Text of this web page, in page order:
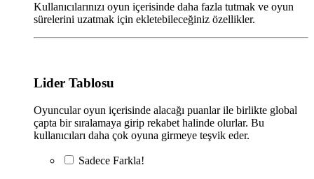
Kullanıcılarınızı oyun içerisinde daha fazla tutmak ve oyun
sürelerini uzatmak için ekletebileceğiniz özellikler.
Lider Tablosu
Oyuncular oyun içerisinde alacağı puanlar ile birlikte global
çapta bir sıralamaya girip rekabet halinde olurlar. Bu
kullanıcıları daha çok oyuna girmeye teşvik eder.
Sadece Farkla!